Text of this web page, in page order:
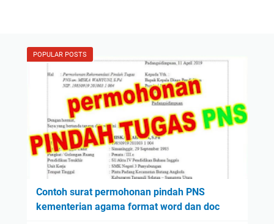
POPULAR POSTS
Contoh surat permohonan pindah PNS
kementerian agama format word dan doc